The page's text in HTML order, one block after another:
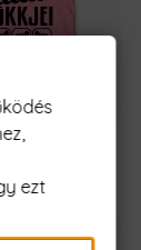
5990 Ft
ezt